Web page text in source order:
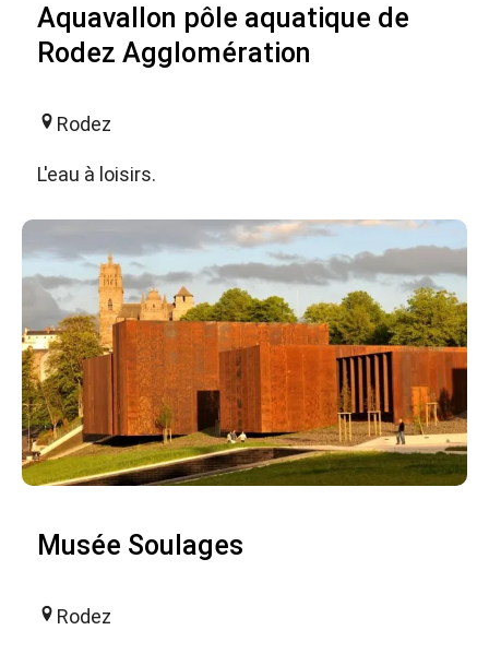
Aquavallon pôle aquatique de
Rodez Agglomération
Rodez
L'eau à loisirs.
Musée Soulages
Rodez